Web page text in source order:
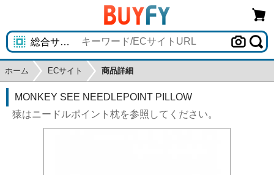
ホーム ECサイト 商品詳細
MONKEY SEE NEEDLEPOINT PILLOW
猿はニードルポイント枕を参照してください。